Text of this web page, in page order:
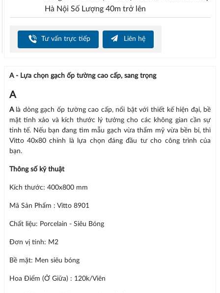
Hà Nội Số Lượng 40m trở lên
Tư vấn trực tiếp Liên hệ
A - Lựa chọn gạch ốp tường cao cấp, sang trọng
A
Alà dòng gạch ốp tường cao cấp, nổi bật với thiết kế hiện đại, bề
mặt tinh xảo và kích thước lý tưởng cho các không gian cần sự
tinh tế. Nếu bạn đang tìm mẫu gạch vừa thẩm mỹ vừa bền bỉ, thì
Vitto 40x80 chính là lựa chọn đáng đầu tư cho công trình của
bạn.
Thông số kỹ thuật
Kích thước: 400x800 mm
Mã Sản Phẩm : Vitto 8901
Chất liệu: Porcelain - Siêu Bóng
Đơn vị tính: M2
Bề mặt: Men siêu bóng
Hoa Điểm (Ở Giữa) : 120k/Viên